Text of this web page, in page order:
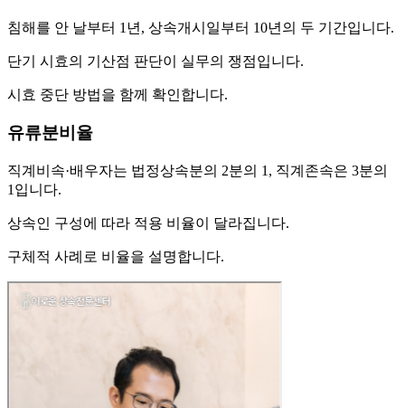
침해를 안 날부터 1년, 상속개시일부터 10년의 두 기간입니다.
단기 시효의 기산점 판단이 실무의 쟁점입니다.
시효 중단 방법을 함께 확인합니다.
유류분비율
직계비속·배우자는 법정상속분의 2분의 1, 직계존속은 3분의
1입니다.
상속인 구성에 따라 적용 비율이 달라집니다.
구체적 사례로 비율을 설명합니다.